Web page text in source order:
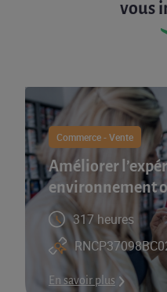
vous
Commerce - Vente
Améliorer
environnement
317 heures
En savoir plus